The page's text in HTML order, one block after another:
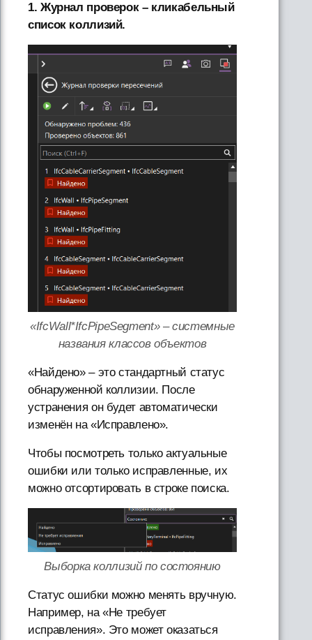
1. Журнал проверок – кликабельный
список коллизий.
«IfcWall*IfcPipeSegment» – системные
названия классов объектов
«Найдено» – это стандартный статус
обнаруженной коллизии. После
устранения он будет автоматически
изменён на «Исправлено».
Чтобы посмотреть только актуальные
ошибки или только исправленные, их
можно отсортировать в строке поиска.
Выборка коллизий по состоянию
Статус ошибки можно менять вручную.
Например, на «Не требует
исправления». Это может оказаться